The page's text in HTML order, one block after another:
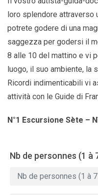
loro splendore attraverso
potrete godere di una
saggezza per godersi il
8 alle 10 del mattino e vi
luogo, il suo ambiente, la
Ricordi indimenticabili vi
attività con le Guide di
N°1 Escursione Sète –
Nb de personnes (1 à